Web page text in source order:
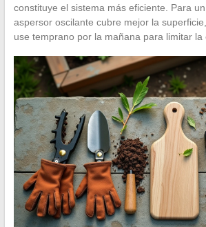
constituye el sistema más eficiente. Para
aspersor oscilante cubre mejor la
use temprano por la mañana para limitar la